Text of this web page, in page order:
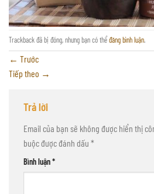
Trackback đã bị đóng, nhưng bạn có thểđăng bình luận.
← Trước
Tiếp theo →
Trả lời
Email của bạn sẽ không được hiển thị
buộc được đánh dấu *
Bình luận*